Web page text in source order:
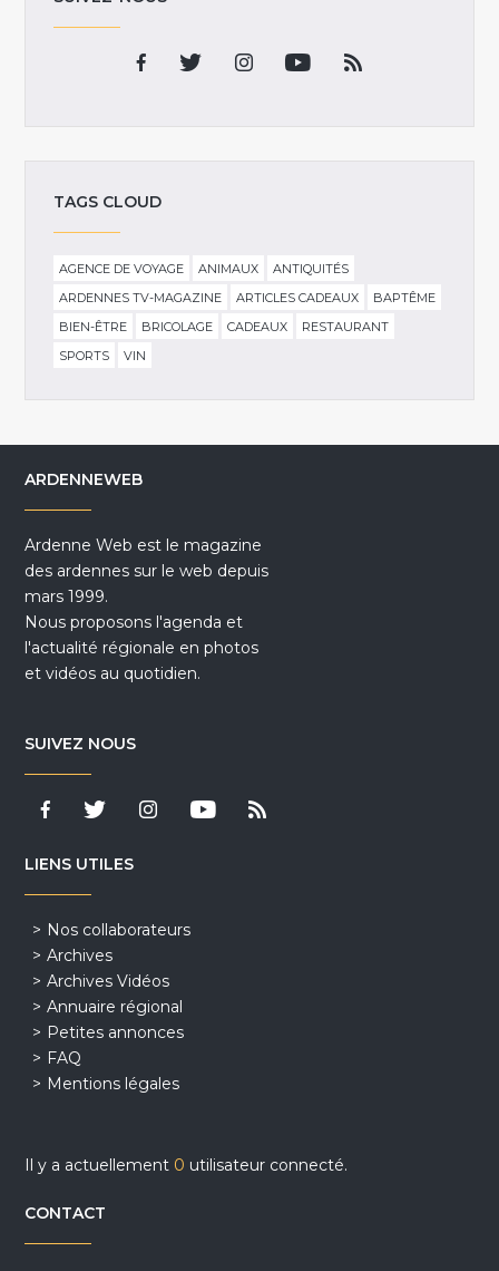
TAGS CLOUD
AGENCE DE VOYAGE ANIMAUX
ANTIQUITÉS
ARDENNES TV-MAGAZINE
ARTICLES CADEAUX
BAPTÊME
BIEN-ÊTRE
BRICOLAGE CADEAUX
RESTAURANT
SPORTS
VIN
ARDENNEWEB
Ardenne Web est le magazine
des ardennes sur le web depuis
mars 1999.
Nous proposons l'agenda et
l'actualité régionale en photos
et vidéos au quotidien.
SUIVEZ NOUS
LIENS UTILES
Nos collaborateurs
Archives
Archives Vidéos
Annuaire régional
Petites annonces
FAQ
Mentions légales
Il y a actuellement 0 utilisateur connecté.
CONTACT